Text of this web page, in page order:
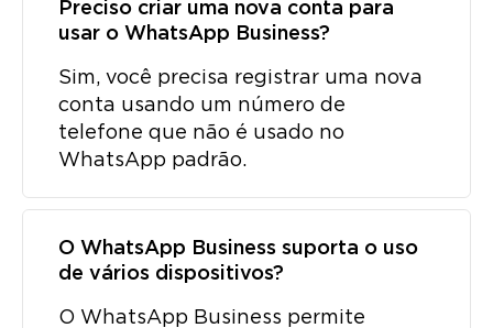
Preciso criar uma nova conta para
usar o WhatsApp Business?
Sim, você precisa registrar uma nova
conta usando um número de
telefone que não é usado no
WhatsApp padrão.
O WhatsApp Business suporta o uso
de vários dispositivos?
O WhatsApp Business permite